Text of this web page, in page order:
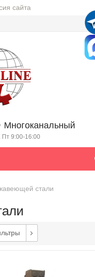
сайта
Многоканальный
Пт 9:00-16:00
стали